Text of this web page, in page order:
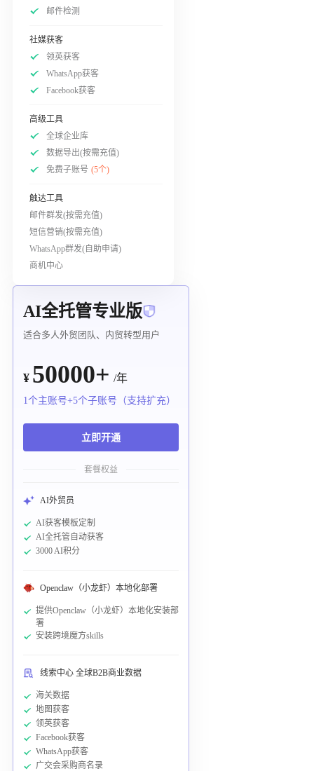
邮件检测
社媒获客
领英获客
WhatsApp获客
Facebook获客
高级工具
全球企业库
数据导出(按需充值)
免费子账号 (5个)
触达工具
邮件群发(按需充值)
短信营销(按需充值)
WhatsApp群发(自助申请)
商机中心
AI全托管专业版
适合多人外贸团队、内贸转型用户
¥ 50000+ /年
1个主账号+5个子账号（支持扩充）
立即开通
套餐权益
AI外贸员
AI获客模板定制
AI全托管自动获客
3000 AI积分
Openclaw（小龙虾）本地化部署
提供Openclaw（小龙虾）本地化安装部
署
安装跨境魔方skills
线索中心 全球B2B商业数据
海关数据
地图获客
领英获客
Facebook获客
WhatsApp获客
广交会采购商名录